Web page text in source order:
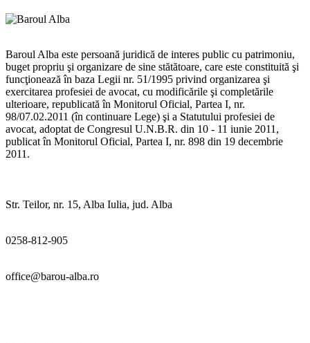
Baroul Alba este persoană juridică de interes public cu patrimoniu,
buget propriu şi organizare de sine stătătoare, care este constituită şi
funcţionează în baza Legii nr. 51/1995 privind organizarea şi
exercitarea profesiei de avocat, cu modificările şi completările
ulterioare, republicată în Monitorul Oficial, Partea I, nr.
98/07.02.2011 (în continuare Lege) şi a Statutului profesiei de
avocat, adoptat de Congresul U.N.B.R. din 10 - 11 iunie 2011,
publicat în Monitorul Oficial, Partea I, nr. 898 din 19 decembrie
2011.
Str. Teilor, nr. 15, Alba Iulia, jud. Alba
0258-812-905
office@barou-alba.ro